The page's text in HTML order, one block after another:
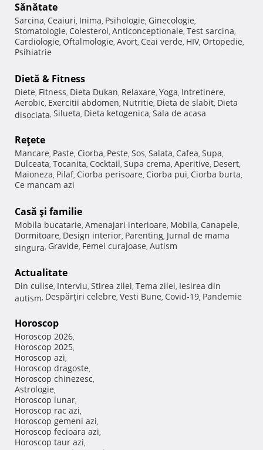
Sănătate
Sarcina, Ceaiuri, Inima, Psihologie, Ginecologie,
Stomatologie, Colesterol, Anticonceptionale, Test sarcina,
Cardiologie, Oftalmologie, Avort, Ceai verde, HIV, Ortopedie,
Psihiatrie
Dietă & Fitness
Diete, Fitness, Dieta Dukan, Relaxare, Yoga, Intretinere,
Aerobic, Exercitii abdomen, Nutritie, Dieta de slabit, Dieta
disociata, Silueta, Dieta ketogenica, Sala de acasa
Reţete
Mancare, Paste, Ciorba, Peste, Sos, Salata, Cafea, Supa,
Dulceata, Tocanita, Cocktail, Supa crema, Aperitive, Desert,
Maioneza, Pilaf, Ciorba perisoare, Ciorba pui, Ciorba burta,
Ce mancam azi
Casă şi familie
Mobila bucatarie, Amenajari interioare, Mobila, Canapele,
Dormitoare, Design interior, Parenting, Jurnal de mama
singura, Gravide, Femei curajoase, Autism
Actualitate
Din culise, Interviu, Stirea zilei, Tema zilei, Iesirea din
autism, Despărţiri celebre, Vesti Bune, Covid-19, Pandemie
Horoscop
Horoscop 2026,
Horoscop 2025,
Horoscop azi,
Horoscop dragoste,
Horoscop chinezesc,
Astrologie,
Horoscop lunar,
Horoscop rac azi,
Horoscop gemeni azi,
Horoscop fecioara azi,
Horoscop taur azi,